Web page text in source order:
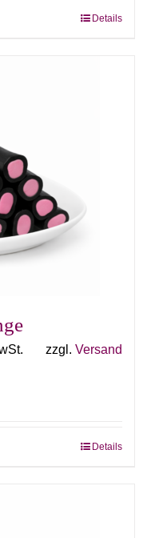
Details
zzgl. Versand
Details